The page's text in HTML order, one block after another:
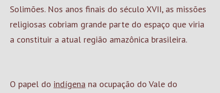
Solimões. Nos anos finais do século XVII, as missões
religiosas cobriam grande parte do espaço que viria
a constituir a atual região amazônica brasileira.
O papel do indígena na ocupação do Vale do